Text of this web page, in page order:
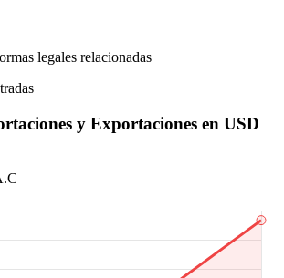
legales relacionadas
y Exportaciones en USD